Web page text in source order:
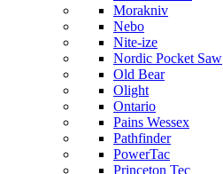
Morakniv
Nebo
Nite-ize
Nordic Pocket Saw
Old Bear
Olight
Ontario
Pains Wessex
Pathfinder
PowerTac
Princeton Tec